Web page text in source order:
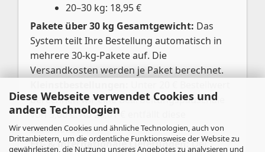
Diese Webseite verwendet Cookies und
andere Technologien
Wir verwenden Cookies und ähnliche Technologien, auch von
Drittanbietern, um die ordentliche Funktionsweise der Website zu
gewährleisten, die Nutzung unseres Angebotes zu analysieren und
20–30 kg: 18,95 €
Pakete über 30 kg Gesamtgewicht: Das
System teilt Ihre Bestellung automatisch in
mehrere 30-kg-Pakete auf. Die
Versandkosten werden je Paket berechnet.
berechnen wir eine Bearbeitungspauschale
von 3,00 €. Ab 20,01 € entfällt diese
automatisch.
EU- & internationale Lieferungen:Der